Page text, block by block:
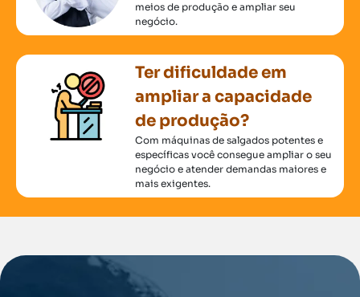
meios de produção e ampliar seu
negócio.
Ter dificuldade em
ampliar a capacidade
de produção?
Com máquinas de salgados potentes e
específicas você consegue ampliar o seu
negócio e atender demandas maiores e
mais exigentes.